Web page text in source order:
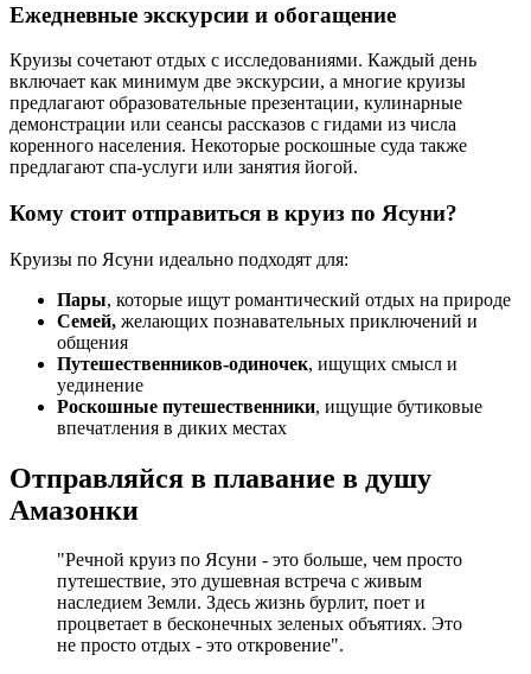
Ежедневные экскурсии и обогащение
Круизы сочетают отдых с исследованиями. Каждый день
включает как минимум две экскурсии, а многие круизы
предлагают образовательные презентации, кулинарные
демонстрации или сеансы рассказов с гидами из числа
коренного населения. Некоторые роскошные суда также
предлагают спа-услуги или занятия йогой.
Кому стоит отправиться в круиз по Ясуни?
Круизы по Ясуни идеально подходят для:
Пары, которые ищут романтический отдых на природе
Семей, желающих познавательных приключений и
общения
Путешественников-одиночек, ищущих смысл и
уединение
Роскошные путешественники, ищущие бутиковые
впечатления в диких местах
Отправляйся в плавание в душу
Амазонки
"Речной круиз по Ясуни - это больше, чем просто
путешествие, это душевная встреча с живым
наследием Земли. Здесь жизнь бурлит, поет и
процветает в бесконечных зеленых объятиях. Это
не просто отдых - это откровение".